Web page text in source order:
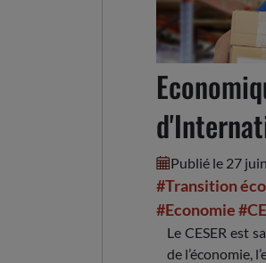
Avis sur
Publié le 27
#Transition
#Economie
Le CESER est
de l’économie,